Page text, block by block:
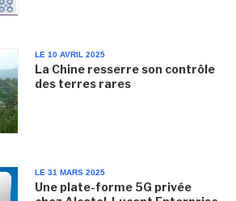
LE 10 AVRIL 2025
La Chine resserre son contrôle
des terres rares
LE 31 MARS 2025
Une plate-forme 5G privée